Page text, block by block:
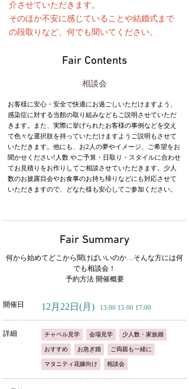
介させていただきます。
そのほか不安に感じていることや結婚式まで
の段取りなど、何でも聞いてください。
Fair Contents
相談会
お客様に安心・安全で快適にお過ごしいただけますよう、
感染症に対する当館の取り組みなどもご説明させていただ
きます。また、実際に挙げられたお客様の事例などを交え
て色々な選択肢を持っていただけますようご説明もさせて
いただきます。他にも、お2人の夢やイメージ、ご希望をお
聞かせください!人数 やご予算・日取り・スタイルに合わせ
てお見積りをお作りしてご相談させていただきます。少人
数のお披露目会やお食事のお持ち帰りなどにも対応させて
いただきますので、どなた様も安心してご参加ください。
Fair Summary
何から始めてどこから聞けばいいのか…そんな方には何
でも相談会！
予約方法 開催概要
開催日 12月22日 (月) 13:00 15:00 17:00
詳細 チャペル見学 会場見学 少人数・家族婚
おすすめ お急ぎ婚 ご両親も一緒に
マタニティ花嫁向け 相談会